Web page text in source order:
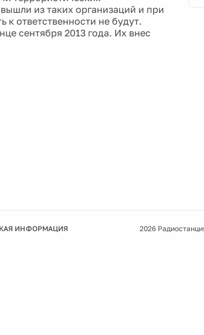
из таких организаций и при
к ответственности не будут.
сентября 2013 года. Их внес
ИНФОРМАЦИЯ 2026